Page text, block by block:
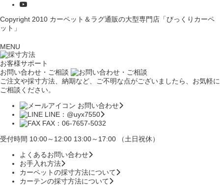
Copyright 2010 カーペット＆ラグ通販の大型専門店「びっくりカーペ
ット」
MENU
お客様サポート
お問い合わせ・ご相談
ご注文や採寸方法、納期など、ご不明な点がございましたら、お気軽に
ご相談ください。
お問い合わせ
LINE：@uyx7550
FAX：06-7657-5032
受付時間 10:00～12:00 13:00～17:00 （土日祝休）
よくあるお問い合わせ
お手入れ方法
カーペットの採寸方法について
カーテンの採寸方法について